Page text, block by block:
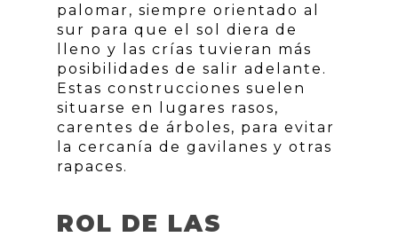
palomar, siempre orientado al
sur para que el sol diera de
lleno y las crías tuvieran más
posibilidades de salir adelante.
Estas construcciones suelen
situarse en lugares rasos,
carentes de árboles, para evitar
la cercanía de gavilanes y otras
rapaces.
ROL DE LAS